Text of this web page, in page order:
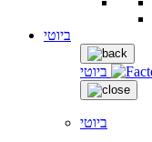
ביוטי
ביוטי
ביוטי